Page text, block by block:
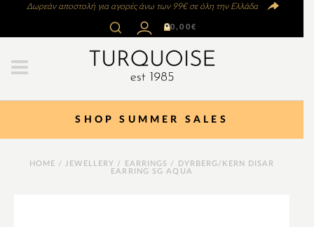
Δωρεάν αποστολή για αγορές άνω των 99€ σε όλη την Ελλάδα
00,00€
SHOP SUMMER SALES
HOME / JEWELLERY / EARRINGS / DYRBERG/KERN DISAR
EARRING SG AQUA